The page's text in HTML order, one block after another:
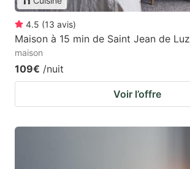
4.5 (13 avis)
Maison à 15 min de Saint Jean de Luz
maison
109€ /nuit
Voir l’offre